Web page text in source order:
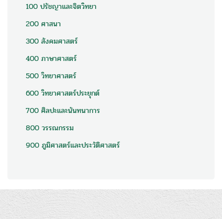
100 ปรัชญาและจิตวิทยา
200 ศาสนา
300 สังคมศาสตร์
400 ภาษาศาสตร์
500 วิทยาศาสตร์
600 วิทยาศาสตร์ประยุกต์
700 ศิลปะและนันทนาการ
800 วรรณกรรม
900 ภูมิศาสตร์และประวัติศาสตร์